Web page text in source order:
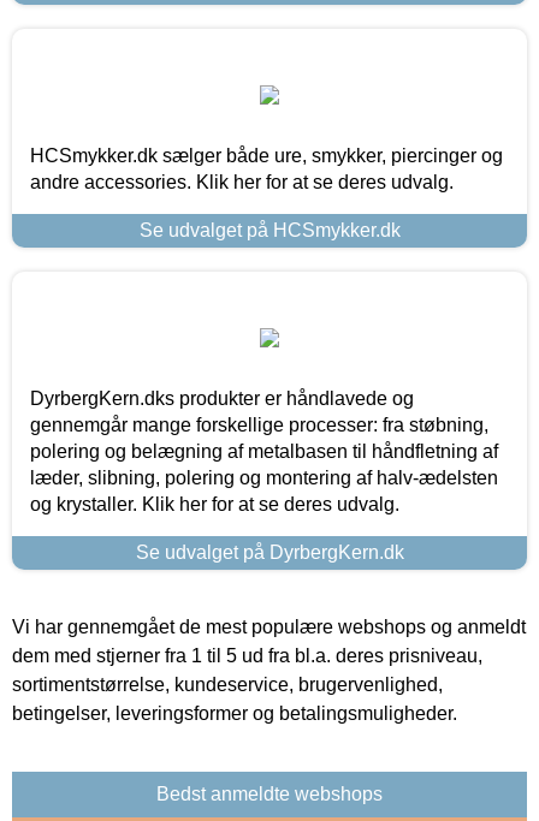
HCSmykker.dk sælger både ure, smykker, piercinger og
andre accessories. Klik her for at se deres udvalg.
Se udvalget på HCSmykker.dk
DyrbergKern.dks produkter er håndlavede og
gennemgår mange forskellige processer: fra støbning,
polering og belægning af metalbasen til håndfletning af
læder, slibning, polering og montering af halv-ædelsten
og krystaller. Klik her for at se deres udvalg.
Se udvalget på DyrbergKern.dk
Vi har gennemgået de mest populære webshops og anmeldt
dem med stjerner fra 1 til 5 ud fra bl.a. deres prisniveau,
sortimentstørrelse, kundeservice, brugervenlighed,
betingelser, leveringsformer og betalingsmuligheder.
Bedst anmeldte webshops